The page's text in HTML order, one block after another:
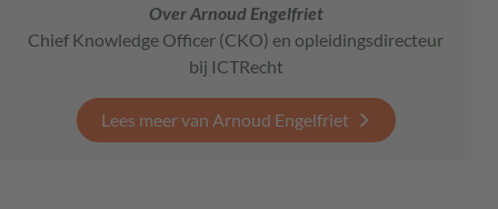
Over Arnoud Engelfriet
Chief Knowledge Officer (CKO) en opleidingsdirecteur
bij ICTRecht
Lees meer van Arnoud Engelfriet